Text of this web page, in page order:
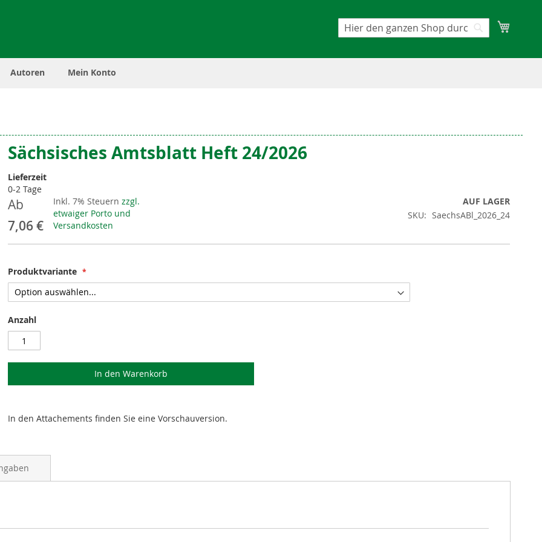
Suche
Autoren Mein Konto
Sächsisches Amtsblatt Heft 24/2026
Lieferzeit
0-2 Tage
Ab
7,06 €
Inkl. 7% Steuern zzgl.
etwaiger Porto und
Versandkosten
AUF LAGER
SKU
SaechsABl_2026_24
Produktvariante
Anzahl
In den Warenkorb
In den Attachements finden Sie eine Vorschauversion.